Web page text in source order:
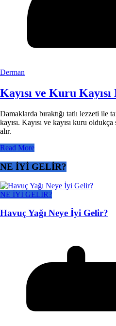
Derman
Kayısı ve Kuru
Damaklarda bıraktığı tatlı lezzeti ile
kayısı. Kayısı ve kayısı kuru
alır.
Read More
NE İYİ GELİR?
NE İYİ GELİR?
Havuç Yağı Neye İyi Gelir?